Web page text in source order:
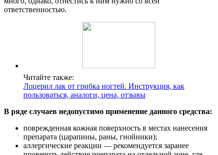
ответственностью.
Читайте также:
Лоцерил лак от грибка ногтей. Инструкция, как
пользоваться, аналоги, цена, отзывы
В ряде случаев недопустимо применение данного средства:
поврежденная кожная поверхность в местах нанесения
препарата (царапины, раны, гнойники);
аллергические реакции — рекомендуется заранее